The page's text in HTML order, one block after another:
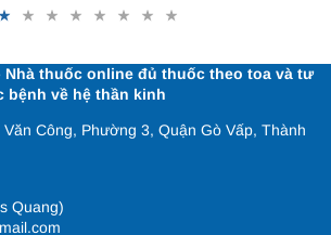
Nhà thuốc online đủ thuốc theo toa và tư
bệnh về hệ thần kinh
Công, Phường 3, Quận Gò Vấp, Thành
Quang)